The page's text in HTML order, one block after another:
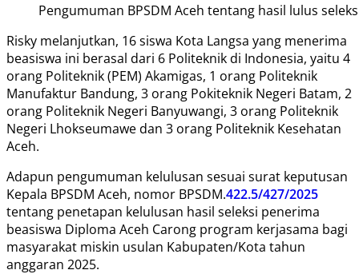
Pengumuman BPSDM Aceh tentang hasil lulus
Risky melanjutkan, 16 siswa Kota Langsa yang menerima
beasiswa ini berasal dari 6 Politeknik di Indonesia, yaitu 4
orang Politeknik (PEM) Akamigas, 1 orang Politeknik
Manufaktur Bandung, 3 orang Pokiteknik Negeri Batam, 2
orang Politeknik Negeri Banyuwangi, 3 orang Politeknik
Negeri Lhokseumawe dan 3 orang Politeknik Kesehatan
Aceh.
Adapun pengumuman kelulusan sesuai surat keputusan
Kepala BPSDM Aceh, nomor BPSDM.422.5/427/2025
tentang penetapan kelulusan hasil seleksi penerima
beasiswa Diploma Aceh Carong program kerjasama bagi
masyarakat miskin usulan Kabupaten/Kota tahun
anggaran 2025.